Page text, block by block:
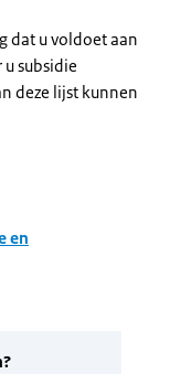
dat u voldoet aan
subsidie
deze lijst kunnen
en